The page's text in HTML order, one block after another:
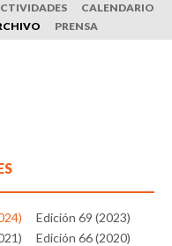
CALENDARIO
PRENSA
Edición 69 (2023)
Edición 66 (2020)